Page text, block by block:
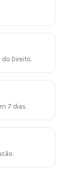
Direito.
7 dias.